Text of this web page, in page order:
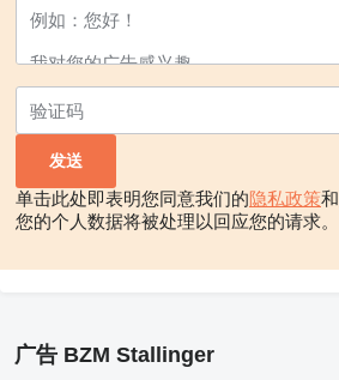
单击此处即表明您同意我们的隐私政策和
您的个人数据将被处理以回应您的请求。
广告 BZM Stallinger